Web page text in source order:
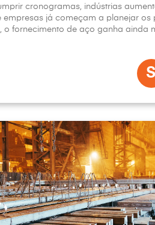
cronogramas, indústrias
já começam a planejar os
o fornecimento de aço ganha ainda
S